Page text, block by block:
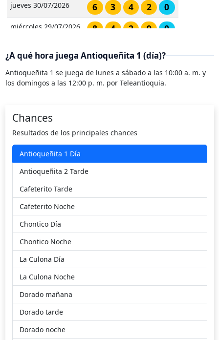
jueves 30/07/2026 6 3 4 2 0
miércoles 29/07/2026 8 4 2 9 0
4 2 2 8
lunes 27/07/2026 7 3 6 6 8
sábado 25/07/2026
viernes 24/07/2026 8 1 7
jueves 23/07/2026
miércoles 22/07/2026 5 9 6 5 6
martes 21/07/2026 8 6 6 2 1
lunes 20/07/2026
domingo 19/07/2026
sábado 18/07/2026 8 2 0 3 0
viernes 17/07/2026 5 6 1 9 2
jueves 16/07/2026
miércoles 15/07/2026
¿A qué hora juega Antioqueñita 1 (día)?
Antioqueñita 1 se juega de lunes a sábado a las 10:00 a. m. y
los domingos a las 12:00 p. m. por Teleantioquia.
Chances
Resultados de los principales chances
Antioqueñita 1 Día
Antioqueñita 2 Tarde
Cafeterito Tarde
Cafeterito Noche
Chontico Día
Chontico Noche
La Culona Día
La Culona Noche
Dorado mañana
Dorado tarde
Dorado noche